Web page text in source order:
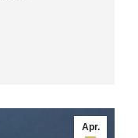
Apr.